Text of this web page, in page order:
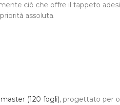
ciò che offre il tappeto
assoluta.
(120 fogli), progettato per